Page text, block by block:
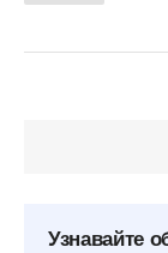
Узнавайте